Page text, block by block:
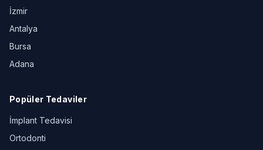
İzmir
Antalya
Bursa
Adana
Popüler Tedaviler
İmplant Tedavisi
Ortodonti